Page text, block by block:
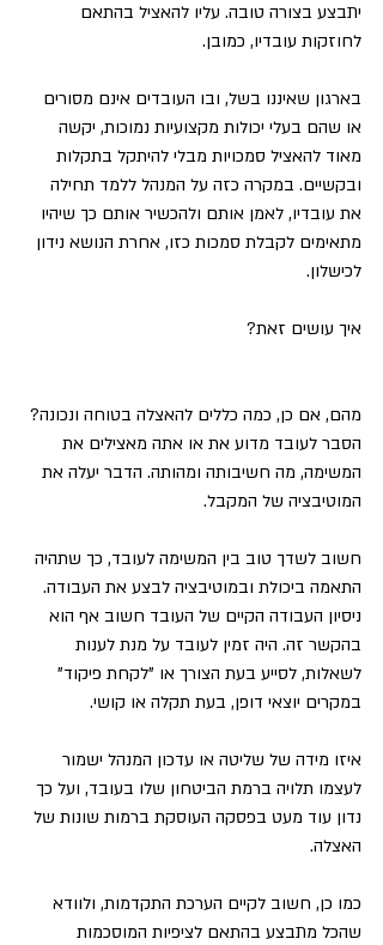
יתבצע בצורה טובה. עליו להאציל בהתאם
לחוזקות עובדיו, כמובן.
בארגון שאיננו בשל, ובו העובדים אינם מסורים
או שהם בעלי יכולות מקצועיות נמוכות, יקשה
מאוד להאציל סמכויות מבלי להיתקל בתקלות
ובקשיים. במקרה כזה על המנהל ללמד תחילה
את עובדיו, לאמן אותם ולהכשיר אותם כך שיהיו
מתאימים לקבלת סמכות כזו, אחרת הנושא נידון
לכישלון.
איך עושים זאת?
מהם, אם כן, כמה כללים להאצלה בטוחה ונכונה?
הסבר לעובד מדוע את או אתה מאצילים את
המשימה, מה חשיבותה ומהותה. הדבר יעלה את
המוטיבציה של המקבל.
חשוב לשדך טוב בין המשימה לעובד, כך שתהיה
התאמה ביכולת ובמוטיבציה לבצע את העבודה.
ניסיון העבודה הקיים של העובד חשוב אף הוא
בהקשר זה. היה זמין לעובד על מנת לענות
לשאלות, לסייע בעת הצורך או "לקחת פיקוד"
במקרים יוצאי דופן, בעת תקלה או קושי.
איזו מידה של שליטה או עדכון המנהל ישמור
לעצמו תלויה ברמת הביטחון שלו בעובד, ועל כך
נדון עוד מעט בפסקה העוסקת ברמות שונות של
האצלה.
כמו כן, חשוב לקיים הערכת התקדמות, ולוודא
שהכל מתבצע בהתאם לציפיות המוסכמות